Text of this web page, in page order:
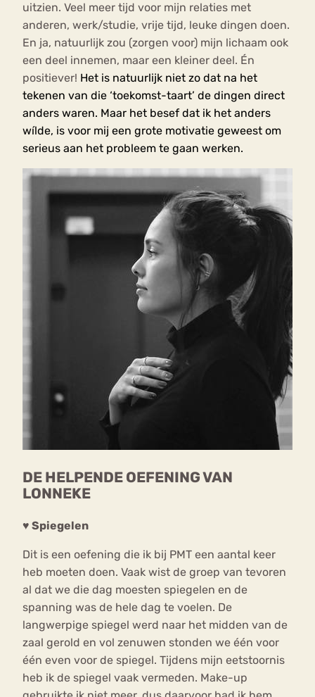
uitzien. Veel meer tijd voor mijn relaties met
anderen, werk/studie, vrije tijd, leuke dingen doen.
En ja, natuurlijk zou (zorgen voor) mijn lichaam ook
een deel innemen, maar een kleiner deel. Én
positiever! Het is natuurlijk niet zo dat na het
tekenen van die ‘toekomst-taart’ de dingen direct
anders waren. Maar het besef dat ik het anders
wílde, is voor mij een grote motivatie geweest om
serieus aan het probleem te gaan werken.
DE HELPENDE OEFENING VAN
LONNEKE
♥ Spiegelen
Dit is een oefening die ik bij PMT een aantal keer
heb moeten doen. Vaak wist de groep van tevoren
al dat we die dag moesten spiegelen en de
spanning was de hele dag te voelen. De
langwerpige spiegel werd naar het midden van de
zaal gerold en vol zenuwen stonden we één voor
één even voor de spiegel. Tijdens mijn eetstoornis
heb ik de spiegel vaak vermeden. Make-up